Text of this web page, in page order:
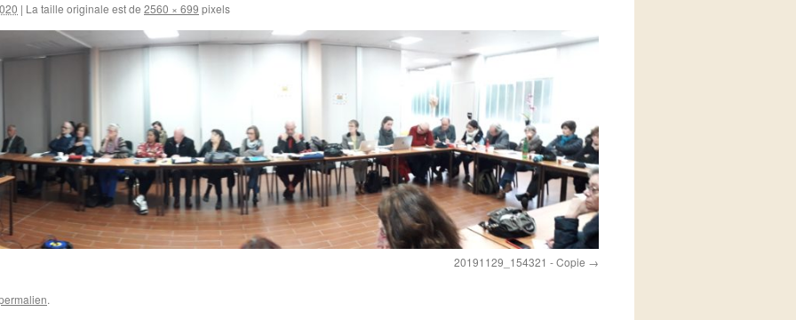
| La taille originale est de 2560 × 699 pixels
20191129_154321 - Copie
.